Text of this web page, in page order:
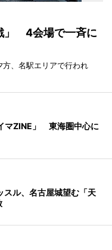
」 4会場で一斉に
方、名駅エリアで行われ
マZINE」 東海圏中心に
スル、名古屋城望む「天